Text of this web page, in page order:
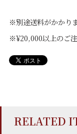
※別途送料がかかりま
※¥20,000以上のご注
RELATED